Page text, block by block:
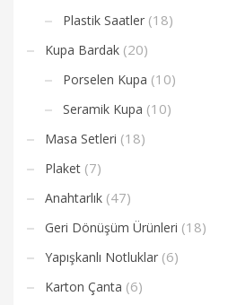
Plastik Saatler (18)
Kupa Bardak (20)
Porselen Kupa (10)
Seramik Kupa (10)
Masa Setleri (18)
Plaket (7)
Anahtarlık (47)
Geri Dönüşüm Ürünleri (18)
Yapışkanlı Notluklar (6)
Karton Çanta (6)